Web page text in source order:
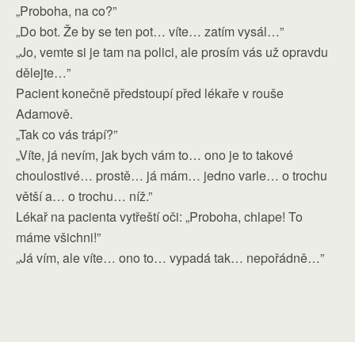
„Proboha, na co?”
„Do bot. Že by se ten pot… víte… zatím vysál…”
„Jo, vemte si je tam na polici, ale prosím vás už opravdu
dělejte…”
Pacient konečně předstoupí před lékaře v rouše
Adamově.
„Tak co vás trápí?”
„Víte, já nevím, jak bych vám to… ono je to takové
choulostivé… prostě… já mám… jedno varle… o trochu
větší a… o trochu… níž.”
Lékař na pacienta vytřeští oči: „Proboha, chlape! To
máme všichni!”
„Já vím, ale víte… ono to… vypadá tak… nepořádně…”